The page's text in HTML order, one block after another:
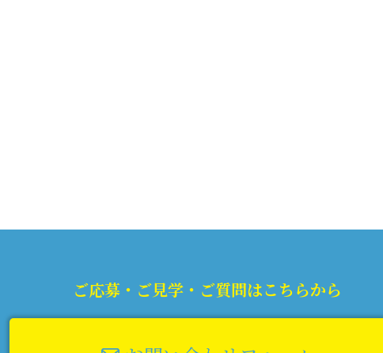
ご応募・ご見学・ご質問はこちらから